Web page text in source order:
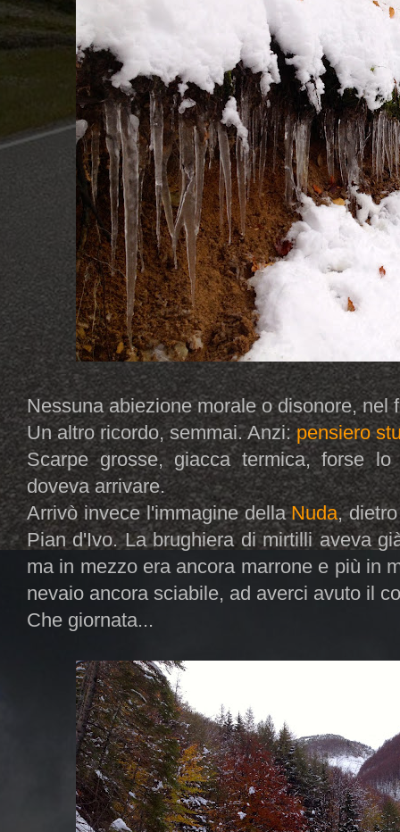
Nessuna abiezione morale o disonore, nel
Un altro ricordo, semmai. Anzi:pensiero
Scarpe grosse, giacca termica, forse
doveva arrivare.
Arrivò invece l'immagine dellaNuda,
Pian d'Ivo. La brughiera di mirtilli aveva
ma in mezzo era ancora marrone e più in
nevaio ancora sciabile, ad averci avuto il
Che giornata...